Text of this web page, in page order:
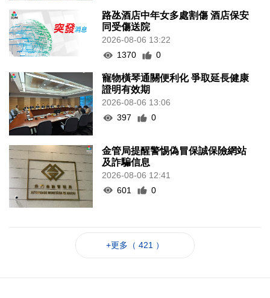
路氹酒店中年女多處割傷 酒店保安
同受傷送院
2026-08-06 13:22
1370
0
寵物橫琴通關便利化 爭取延長健康
證明有效期
2026-08-06 13:06
397
0
金管局提醒警惕偽冒保誠保險網站
及詐騙信息
2026-08-06 12:41
601
0
+更多（ 421 ）